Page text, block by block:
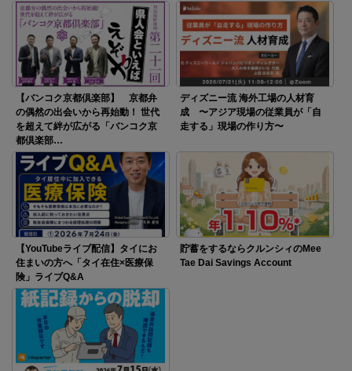
【バンコク京都倶楽部】 京都弁
の偶然の出会いから再始動！ 世代
を超えて絆が広がる「バンコク京
都倶楽部…
ディズニー流 海外工場の人材育
成 〜アジア現場の従業員が「自
走する」現場の作り方〜
【YouTubeライブ配信】タイにお
住まいの方へ「タイ在住×医療保
険」ライブQ&A
貯蓄をするならクルンシィのMee
Tae Dai Savings Account